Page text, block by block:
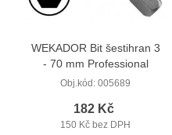
WEKADOR Bit šestihran 3
- 70 mm Professional
Obj.kód: 005689
182 Kč
150 Kč bez DPH